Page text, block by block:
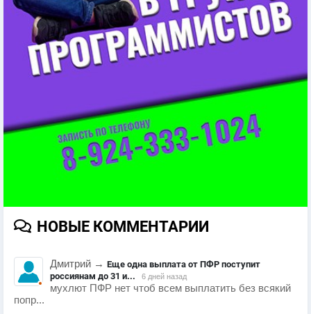
НОВЫЕ КОММЕНТАРИИ
Дмитрий → Еще одна выплата от ПФР поступит
россиянам до 31 и...
6 дней назад
мухлют ПФР нет чтоб всем выплатить без всякий
попр...